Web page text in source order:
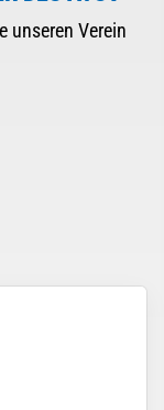
unseren Verein